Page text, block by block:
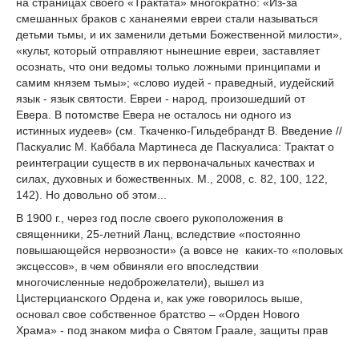
смешанных браков с хананеями евреи стали называться
детьми тьмы, и их заменили детьми Божественной милости»,
«культ, который отправляют нынешние евреи, заставляет
осознать, что они ведомы только ложными принципами и
самим князем тьмы»; «слово иудей - праведный, иудейский
язык - язык святости. Евреи - народ, произошедший от
Евера. В потомстве Евера не осталось ни одного из
истинных иудеев» (см. Ткаченко-Гильдебрандт В. Введение //
Паскуалис М. Каббала Мартинеса де Паскуалиса: Трактат о
реинтеграции существ в их первоначальных качествах и
силах, духовных и божественных. М., 2008, с. 82, 100, 122,
142). Но довольно об этом...
В 1900 г., через год после своего рукоположения в
священники, 25-летний Ланц, вследствие «постоянно
повышающейся нервозности» (а вовсе не каких-то «половых
эксцессов», в чем обвиняли его впоследствии
многочисленные недоброжелатели), вышел из
Цистерцианского Ордена и, как уже говорилось выше,
основал свое собственное братство – «Орден Нового
Храма» - под знаком мифа о Святом Граале, защиты прав